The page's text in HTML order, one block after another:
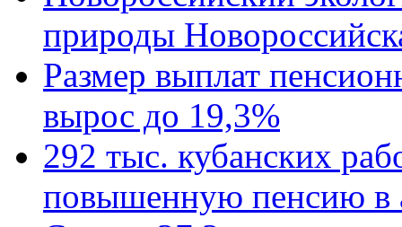
природы
Размер выплат
вырос до 19,3%
292 тыс. кубанских
повышенную пенсию в